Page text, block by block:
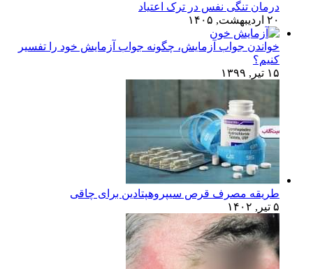
درمان تنگی نفس در ترک اعتیاد
۲۰ اردیبهشت, ۱۴۰۵
خواندن جواب آزمایش، چگونه جواب آزمایش خود را تفسیر
کنیم؟
۱۵ تیر, ۱۳۹۹
طریقه مصرف قرص سیپروهپتادین برای چاقی
۵ تیر, ۱۴۰۲